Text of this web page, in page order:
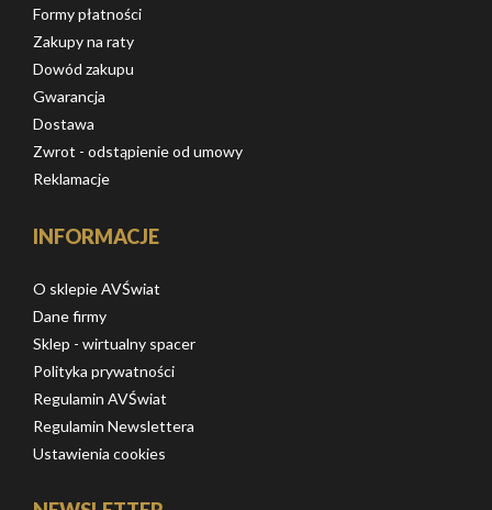
Formy płatności
Zakupy na raty
Dowód zakupu
Gwarancja
Dostawa
Zwrot - odstąpienie od umowy
Reklamacje
INFORMACJE
O sklepie AVŚwiat
Dane firmy
Sklep - wirtualny spacer
Polityka prywatności
Regulamin AVŚwiat
Regulamin Newslettera
Ustawienia cookies